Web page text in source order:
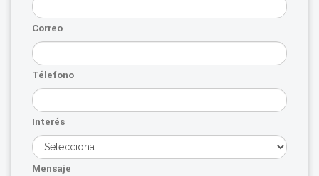
Correo
Télefono
Interés
Mensaje